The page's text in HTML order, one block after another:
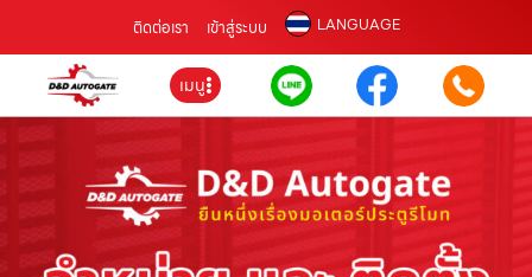
ติดต่อเรา เข้าสู่ระบบ LANGUAGE
เมนู